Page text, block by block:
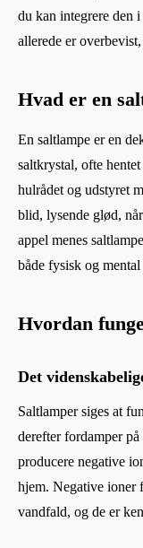
du kan integrere den
allerede er
Hvad er en
En saltlampe er en
saltkrystal, ofte
hulrådet og udstyret
blid, lysende glød,
appel menes
både fysisk og
Hvordan
Det
Saltlamper siges at
derefter fordamper
producere negative
hjem. Negative ioner
vandfald, og de er